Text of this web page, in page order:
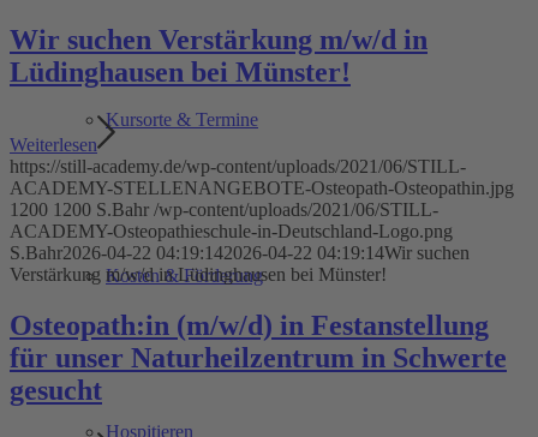
Kursorte & Termine
Kosten & Förderung
Hospitieren
Wir suchen Verstärkung m/w/d in
Lüdinghausen bei Münster!
Weiterlesen
https://still-academy.de/wp-content/uploads/2021/06/STILL-
ACADEMY-STELLENANGEBOTE-Osteopath-Osteopathin.jpg
1200 1200 S.Bahr /wp-content/uploads/2021/06/STILL-
ACADEMY-Osteopathieschule-in-Deutschland-Logo.png
S.Bahr2026-04-22 04:19:142026-04-22 04:19:14Wir suchen
Verstärkung m/w/d in Lüdinghausen bei Münster!
Osteopath:in (m/w/d) in Festanstellung
für unser Naturheilzentrum in Schwerte
gesucht